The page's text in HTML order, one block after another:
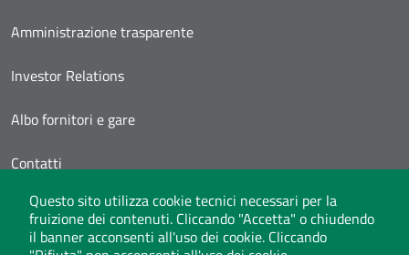
Questo sito utilizza cookie tecnici necessari per la
fruizione dei contenuti. Cliccando "Accetta" o chiudendo
il banner acconsenti all'uso dei cookie. Cliccando
Amministrazione trasparente
Investor Relations
Albo fornitori e gare
Contatti
Area Personale